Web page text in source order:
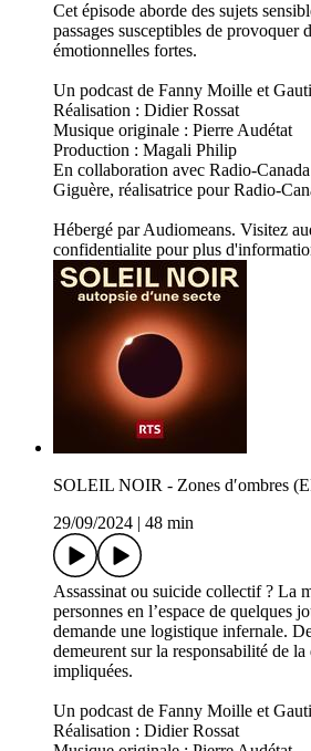
Cet épisode aborde des sujets
passages susceptibles de provoquer
émotionnelles fortes.
Un podcast de Fanny Moille et
Réalisation : Didier Rossat
Musique originale : Pierre Audétat
Production : Magali Philip
En collaboration avec Radio-
Giguère, réalisatrice pour Radio-
Hébergé par Audiomeans. Visitez
confidentialite pour plus
SOLEIL NOIR - Zones dʹombres
29/09/2024
48 min
Assassinat ou suicide collectif ? La
personnes en l’espace de quelques
demande une logistique infernale.
demeurent sur la responsabilité de
impliquées.
Un podcast de Fanny Moille et
Réalisation : Didier Rossat